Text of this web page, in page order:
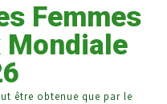
Femmes
Mondiale
être obtenue que par le